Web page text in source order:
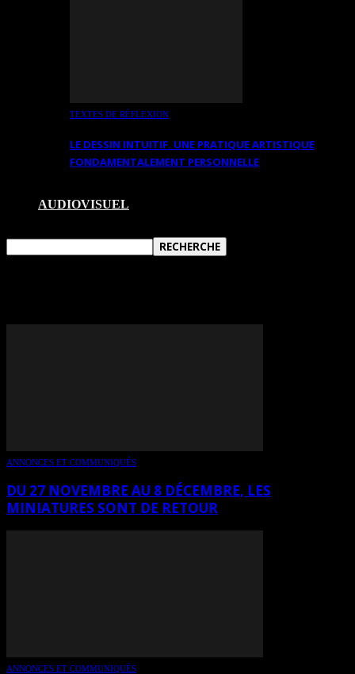
TEXTES DE RÉFLEXION
LE DESSIN INTUITIF. UNE PRATIQUE ARTISTIQUE
FONDAMENTALEMENT PERSONNELLE
AUDIOVISUEL
ANNONCES ET COMMUNIQUÉS
DU 27 NOVEMBRE AU 8 DÉCEMBRE, LES
MINIATURES SONT DE RETOUR
ANNONCES ET COMMUNIQUÉS